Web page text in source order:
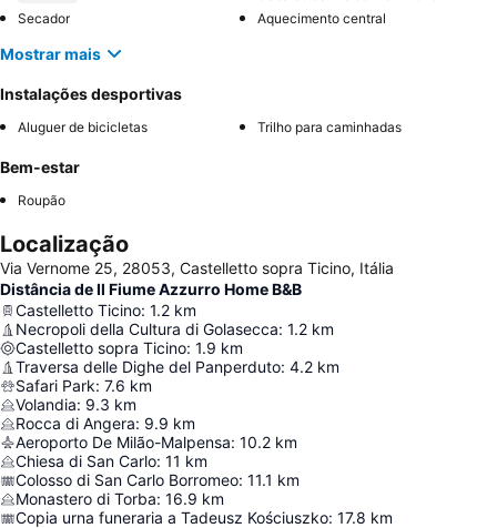
Secador
Aquecimento central
Mostrar mais
Instalações desportivas
Aluguer de bicicletas Trilho para caminhadas
Bem-estar
Roupão
Localização
Via Vernome 25, 28053, Castelletto sopra Ticino, Itália
Distância de Il Fiume Azzurro Home B&B
Castelletto Ticino: 1.2 km
Necropoli della Cultura di Golasecca: 1.2 km
Castelletto sopra Ticino: 1.9 km
Traversa delle Dighe del Panperduto: 4.2 km
Safari Park: 7.6 km
Volandia: 9.3 km
Rocca di Angera: 9.9 km
Aeroporto De Milão-Malpensa: 10.2 km
Chiesa di San Carlo: 11 km
Colosso di San Carlo Borromeo: 11.1 km
Monastero di Torba: 16.9 km
Copia urna funeraria a Tadeusz Kościuszko: 17.8 km